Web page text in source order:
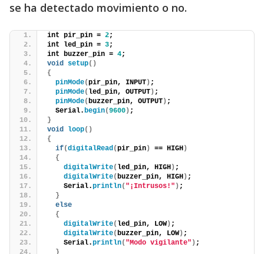
se ha detectado movimiento o no.
int pir_pin = 2;
int led_pin = 3;
int buzzer_pin = 4;
void setup()
{
pinMode(pir_pin, INPUT) ;
pinMode( led_pin, OUTPUT) ;
pinMode(buzzer_pin, OUTPUT) ;
  Serial.
begin(9600) ;
}
void loop()
{
if(digitalRead(pir_pin) == HIGH)
{
digitalWrite( led_pin, HIGH) ;
digitalWrite(buzzer_pin, HIGH) ;
    Serial.
println( "¡Intrusos!" ) ;
}
else
{
digitalWrite( led_pin, LOW) ;
digitalWrite(buzzer_pin, LOW) ;
    Serial.
println( "Modo vigilante" ) ;